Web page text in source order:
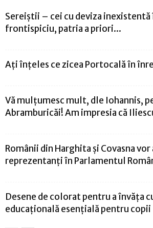
Sereiștii – cei cu deviza
frontispiciu, patria a priori...
Ați înțeles ce zicea Portocală în
Vă mulţumesc mult, dle Iohannis,
Abramburicăi! Am impresia că
Românii din Harghita și Covasna vor
reprezentanți în Parlamentul
Desene de colorat pentru a învăța
educațională esențială pentru copii